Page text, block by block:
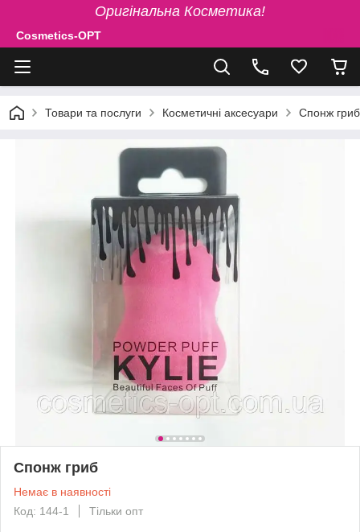
Оригінальна Косметика!
Cosmetics-OPT
Товари та послуги Косметичні аксесуари Спонж гриб
Спонж гриб
Немає в наявності
Код: 144-1
Тільки опт